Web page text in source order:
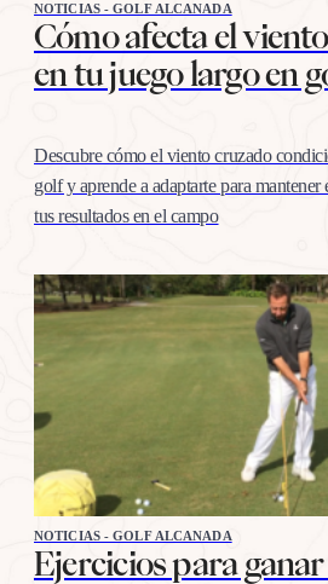
NOTICIAS - GOLF ALCANADA
Cómo afecta el
en tu juego largo en
Descubre cómo el viento cruzado
golf y aprende a adaptarte para
tus resultados en el campo
NOTICIAS - GOLF ALCANADA
Ejercicios para